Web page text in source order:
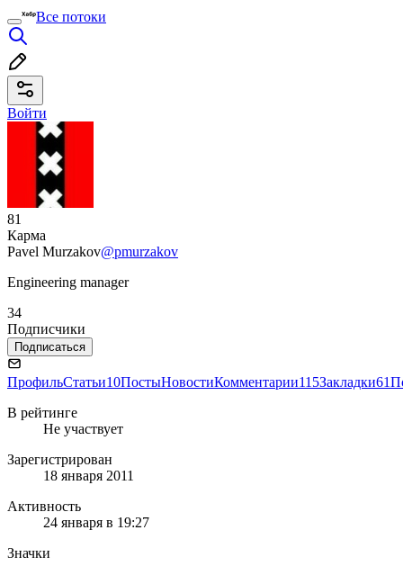
Все потоки
Войти
81
Карма
Pavel Murzakov@pmurzakov
Engineering manager
34
Подписчики
Подписаться
ПрофильСтатьи10ПостыНовостиКомментарии115Закладки61
В рейтинге
Не участвует
Зарегистрирован
18 января 2011
Активность
24 января в 19:27
Значки